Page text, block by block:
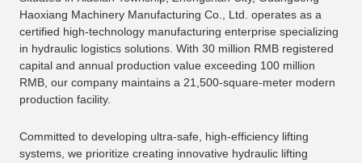
Haoxiang Machinery Manufacturing Co., Ltd. operates as a
certified high-technology manufacturing enterprise specializing
in hydraulic logistics solutions. With 30 million RMB registered
capital and annual production value exceeding 100 million
RMB, our company maintains a 21,500-square-meter modern
production facility.
Committed to developing ultra-safe, high-efficiency lifting
systems, we prioritize creating innovative hydraulic lifting